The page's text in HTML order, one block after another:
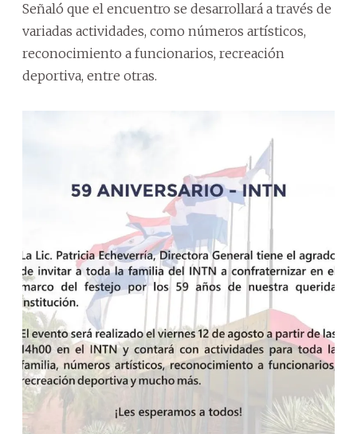
Señaló que el encuentro se desarrollará a través de
variadas actividades, como números artísticos,
reconocimiento a funcionarios, recreación
deportiva, entre otras.